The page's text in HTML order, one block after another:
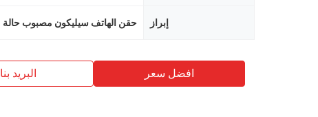
إبراز حقن الهاتف سيليكون مصبوب حالة OEM ODM
افضل سعر البريد بنا